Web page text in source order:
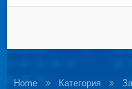
Home Категория